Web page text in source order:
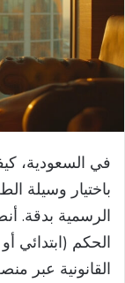
في السعودية،
باختيار وسيلة
الرسمية بدقة.
الحكم (ابتدائي
القانونية عبر